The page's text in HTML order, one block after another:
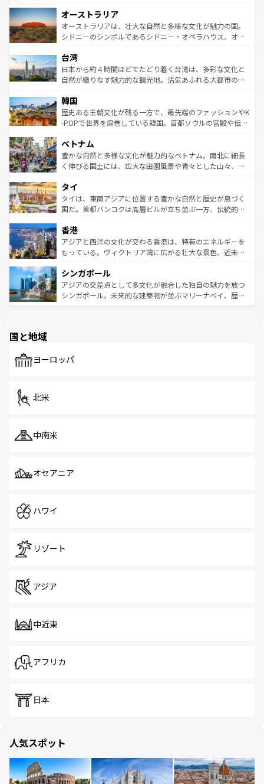
部のニューオーリンズでは、音楽と美食が融合した独特の
文化が魅力。旅行者はアメリカの各地域で異なる魅力を楽
しみながら、その多様性と豊かな歴史を感じることができ
ならではの贅沢な旅のスタイルだ。 なお、新着のアメリカ
情報はコンテンツ一覧を参照してほしい。
ワイ島は見逃せない。また、定番の観光地といえばオアフ
島だが、静かな自然を求めるならマウイ島やカウアイ島が
おすすめ。エメラルドグリーンに輝く海をはじめ、豊かな
れるおもてなしの心で訪れる人々を迎えてくれるハワイの
人々、おいしいローカルフードやハワイアンミュージッ
ク、伝統的なフラダンスなど、すべてがハワイの魅力を彩
ワイを、存分に味わってほしい。 なお、新着のハワイ情報
はコンテンツ一覧を参照してほしい。
オーストラリア
オーストラリアは、壮大な自然と多様な文化が魅力の国。
シドニーのシンボルであるシドニー・オペラハウス、オー
リアリーフや大陸中央部にそびえるウルル（エアーズロッ
ク）、タスマニアの美しい原生林やケアンズの熱帯雨林な
ど、見どころがたくさん。また、カフェやワイン、オージ
いる。アクティビティも充実しており、サーフィンやダイ
ビング、ハイキングなど、アウトドア好きにはたまらな
い。オーストラリアの多彩な魅力を存分に味わいつくそ
参照してほしい。
台湾
日本から約４時間ほどでたどり着く台湾は、多彩な文化と
自然が織りなす魅力的な観光地。活気あふれる大都市の台
ン）、静ひつな山岳地帯である台湾東部など、都市の喧騒
と山間の静けさが共存しており、訪れる人に新しい発見と
驚きをもたらしてくれる。また、奥深い台湾の食文化も魅
容にもいいと評判のスイーツなど、バラエティ豊かな料理
が味わえる。 なお、新着の台湾情報は コンテンツ一覧を参
照してほしい。
韓国
歴史ある王朝文化が残る一方で、最先端のファッションやK
-POPで世界を席巻している韓国。首都ソウルの宮殿や伝統
き、地方に足を延ばせば四季折々の自然美を楽しむことが
できる。そして、キムチや焼肉、絶品のストリートフード
まで、さまざまな韓国料理が待っている。夜には、韓国な
リティに包まれながら、韓国の多彩な魅力を心ゆくまで味
わってみてほしい。 なお、新着の韓国情報はコンテンツ一
覧を参照してほしい。
ベトナム
豊かな自然と多様な文化が魅力的なベトナム。南北に細長
く伸びる国土には、広大な田園風景や青々とした山々、世
急速な発展と共に伝統が息づく。ハノイの古い町並みやホ
ーチミン市のフランス統治時代の建物も、独特の雰囲気を
醸し出している。また、バラエティの豊かさとおいしさで
とつ。フォーやバインミー、ベトナムコーヒーなどは、ぜ
ひ現地で味わいたい。どの地域を訪れてもあたたかい人々
が旅行者を迎えてくれるので、きっと忘れられない旅にな
参照してほしい。
タイ
タイは、東南アジアに位置する豊かな自然と歴史が息づく
国だ。首都バンコクは高層ビルが立ち並ぶ一方、伝統的な
の活気が交差している。北部ではチェンマイなどの山岳地
帯で自然と触れ合い、南部ではプーケットやクラビの美し
いビーチでリゾート気分を楽しむことができる。タイ料理
激する。気候は一年中温暖で、どの季節にも異なる楽しみ
が待っている。親しみやすいタイの人々、仏教を中心とし
た文化、そして多様な観光資源が、訪れる旅人を魅了し続
香港
アジアと西洋の文化が交わる香港は、特有のエネルギーを
もっている。ヴィクトリア湾に広がる壮大な景色、近未来
み、どこを訪れても感動するはず。観光スポットが密集し
ており、効率よく見どころを回れるのも魅力。息をのむよ
うな絶景から文化的な体験まで、香港を存分に楽しみ尽く
シンガポール
アジアの交差点として多文化が融合した独自の魅力を放つ
シンガポール。未来的な建築物が並ぶマリーナベイ、歴史
で、ホーカーズは地元の風情を楽しめる外せないスポット
国と地域
ヨーロッパ
北米
中南米
オセアニア
ハワイ
リゾート
アジア
中近東
アフリカ
日本
人気スポット